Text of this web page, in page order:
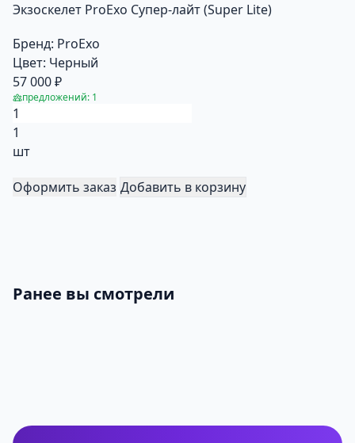
Экзоскелет ProExo Супер-лайт (Super Lite)
Бренд: ProExo
Цвет: Черный
57 000 ₽
предложений: 1
1
шт
Оформить заказ Добавить в корзину
Ранее вы смотрели